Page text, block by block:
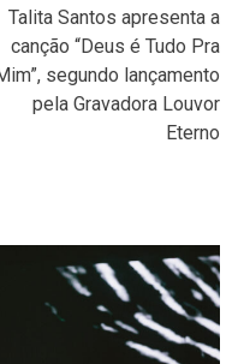
Talita Santos apresenta a
canção “Deus é Tudo Pra
segundo lançamento
pela Gravadora Louvor
Eterno